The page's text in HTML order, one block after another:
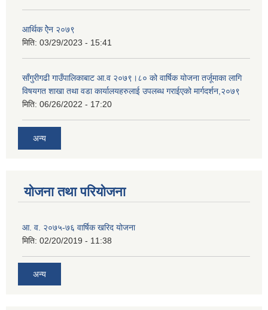
आर्थिक ऐेन २०७९
मिति: 03/29/2023 - 15:41
साँगुरीगढी गाउँपालिकाबाट आ.व २०७९।८० को वार्षिक योजना तर्जूमाका लागि
विषयगत शाखा तथा वडा कार्यालयहरुलाई उपलब्ध गराईएको मार्गदर्शन,२०७९
मिति: 06/26/2022 - 17:20
अन्य
योजना तथा परियोजना
आ. व. २०७५-७६ वार्षिक खरिद योजना
मिति: 02/20/2019 - 11:38
अन्य